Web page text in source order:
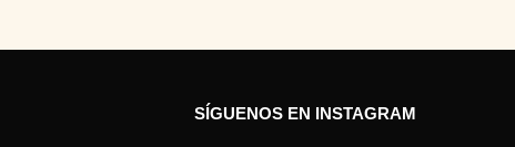
SÍGUENOS EN INSTAGRAM